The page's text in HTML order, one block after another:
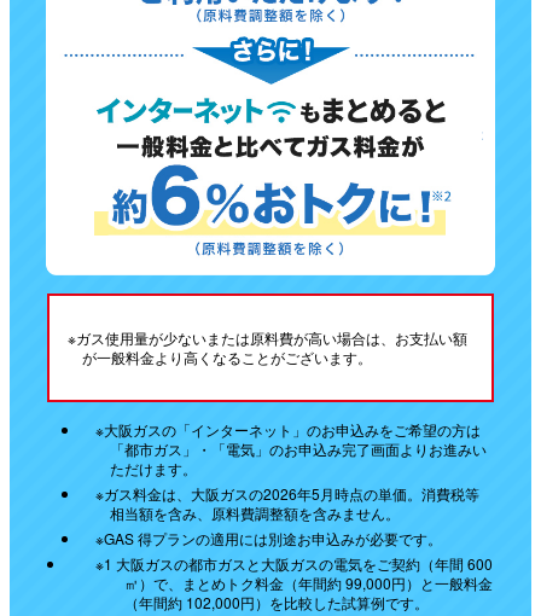
※ガス使用量が少ないまたは原料費が高い場合は、お支払い額
が一般料金より高くなることがございます。
※大阪ガスの「インターネット」のお申込みをご希望の方は
「都市ガス」・「電気」のお申込み完了画面よりお進みい
ただけます。
※ガス料金は、大阪ガスの2026年5月時点の単価。消費税等
相当額を含み、原料費調整額を含みません。
※GAS 得プランの適用には別途お申込みが必要です。
※1 大阪ガスの都市ガスと大阪ガスの電気をご契約（年間 600
㎥）で、まとめトク料金（年間約 99,000円）と一般料金
（年間約 102,000円）を比較した試算例です。